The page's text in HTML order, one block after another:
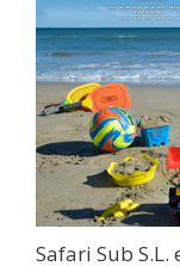
Safari Sub